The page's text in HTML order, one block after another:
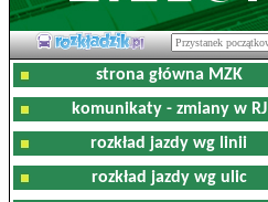
strona główna MZK
komunikaty - zmiany w RJ
rozkład jazdy wg linii
rozkład jazdy wg ulic